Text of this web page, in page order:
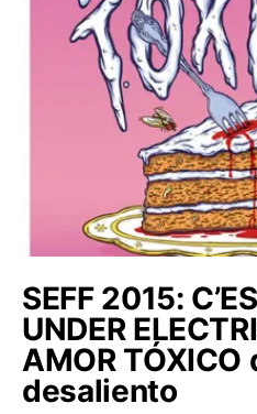
SEFF 2015:
UNDER
AMOR TÓXICO
desaliento